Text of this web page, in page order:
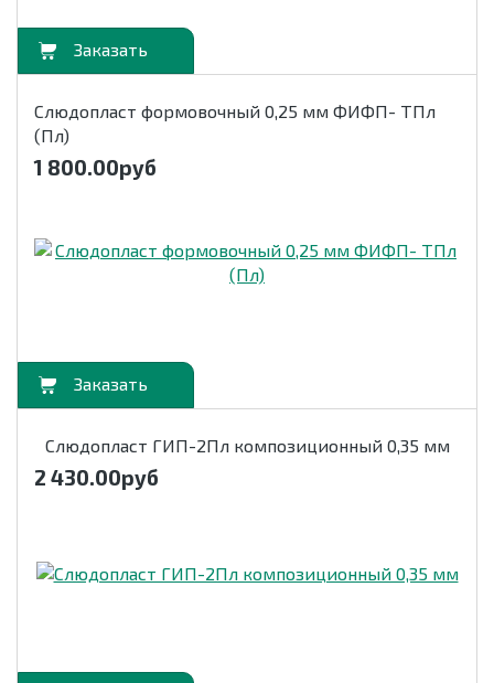
Слюдопласт формовочный 0,25 мм ФИФП- ТПл
(Пл)
1 800.00руб
Слюдопласт ГИП-2Пл композиционный 0,35 мм
2 430.00руб